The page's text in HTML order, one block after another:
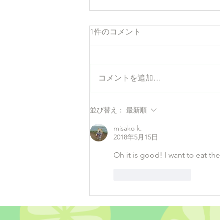
1件のコメント
コメントを追加…
並び替え： 最新順
misako k.
2018年5月15日
Oh it is good! I want to eat